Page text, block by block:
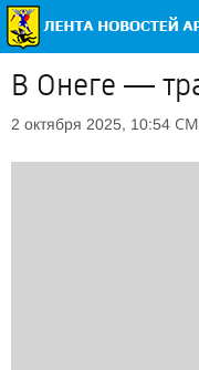
В Онеге —
2 октября 2025, 10:54